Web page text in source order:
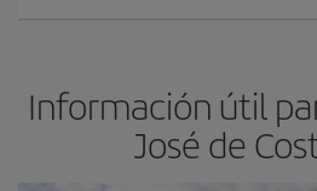
Información útil
José de